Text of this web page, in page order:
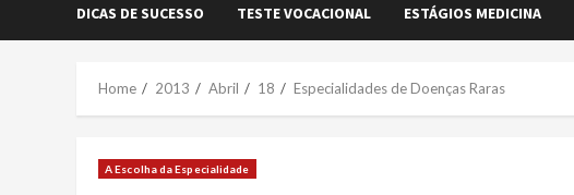
DICAS DE SUCESSO TESTE VOCACIONAL ESTÁGIOS MEDICINA
Home 2013 Abril 18 Especialidades de Doenças Raras
A Escolha da Especialidade